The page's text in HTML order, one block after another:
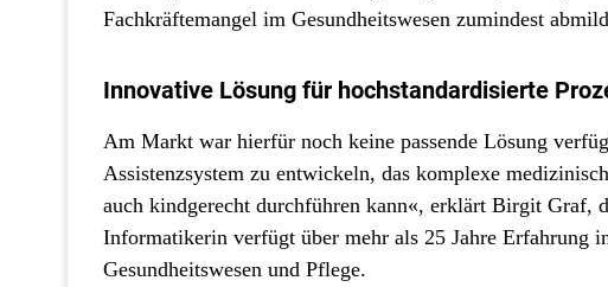
Fachkräftemangel im Gesundheitswesen zumindest
Innovative Lösung für hochstandardisierte
Am Markt war hierfür noch keine passende Lösung
Assistenzsystem zu entwickeln, das komplexe
auch kindgerecht durchführen kann«, erklärt Birgit Graf,
Informatikerin verfügt über mehr als 25 Jahre Erfahrung
Gesundheitswesen und Pflege.